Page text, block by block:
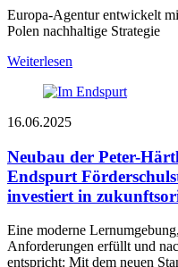
Europa-Agentur entwickelt
Polen nachhaltige Strategie
Weiterlesen
16.06.2025
Neubau der Peter-
Endspurt
investiert in
Eine moderne
Anforderungen erfüllt und
entspricht: Mit dem neuen